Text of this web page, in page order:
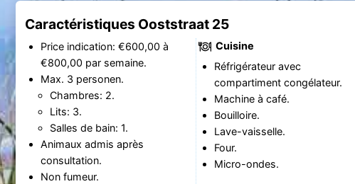
Caractéristiques Ooststraat 25
Price indication: €600,00 à
€800,00 par semaine.
Max. 3 personen.
Chambres: 2.
Lits: 3.
Salles de bain: 1.
Animaux admis après
consultation.
Non fumeur.
Cuisine
Réfrigérateur avec
compartiment congélateur.
Machine à café.
Bouilloire.
Lave-vaisselle.
Four.
Micro-ondes.